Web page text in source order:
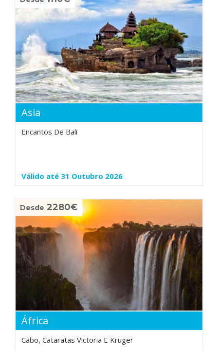
Asia
Encantos De Bali
Válido até 31 Outubro 2026
Desde 2280€
África
Cabo, Cataratas Victoria E Kruger